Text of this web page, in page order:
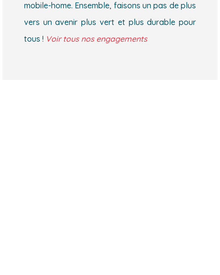
mobile-home. Ensemble, faisons un pas de plus
vers un avenir plus vert et plus durable pour
tous ! Voir tous nos engagements